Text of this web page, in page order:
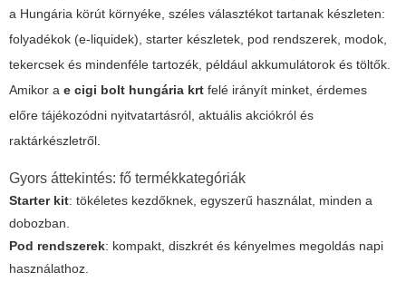
a Hungária körút környéke, széles választékot tartanak készleten:
folyadékok (e-liquidek), starter készletek, pod rendszerek, modok,
tekercsek és mindenféle tartozék, például akkumulátorok és töltők.
Amikor a e cigi bolt hungária krt felé irányít minket, érdemes
előre tájékozódni nyitvatartásról, aktuális akciókról és
raktárkészletről.
Gyors áttekintés: fő termékkategóriák
Starter kit: tökéletes kezdőknek, egyszerű használat, minden a
dobozban.
Pod rendszerek: kompakt, diszkrét és kényelmes megoldás napi
használathoz.